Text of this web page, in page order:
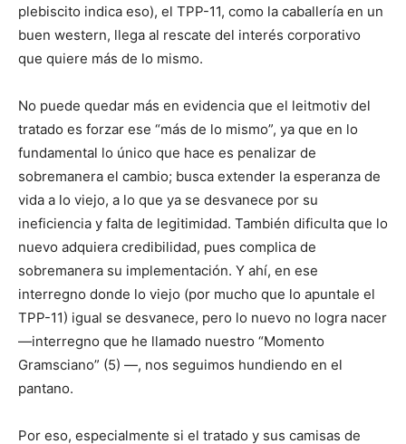
plebiscito indica eso), el TPP-11, como la caballería en un
buen western, llega al rescate del interés corporativo
que quiere más de lo mismo.
No puede quedar más en evidencia que el leitmotiv del
tratado es forzar ese “más de lo mismo”, ya que en lo
fundamental lo único que hace es penalizar de
sobremanera el cambio; busca extender la esperanza de
vida a lo viejo, a lo que ya se desvanece por su
ineficiencia y falta de legitimidad. También dificulta que lo
nuevo adquiera credibilidad, pues complica de
sobremanera su implementación. Y ahí, en ese
interregno donde lo viejo (por mucho que lo apuntale el
TPP-11) igual se desvanece, pero lo nuevo no logra nacer
―interregno que he llamado nuestro “Momento
Gramsciano” (5) ―, nos seguimos hundiendo en el
pantano.
Por eso, especialmente si el tratado y sus camisas de